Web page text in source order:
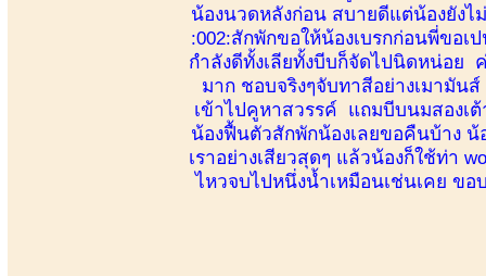
น้องนวดหลังก่อน สบายดีแต่น้องยังไ
:002:สักพักขอให้น้องเบรกก่อนพี่ขอเ
กำลังดีทั้งเลียทั้งบีบก็จัดไปนิดหน่อย
มาก ชอบจริงๆจับทาสีอย่างเมามัน
เข้าไปคูหาสวรรค์ แถมบีบนมสองเ
น้องฟื้นตัวสักพักน้องเลยขอคืนบ้าง น้
เราอย่างเสียวสุดๆ แล้วน้องก็ใช้ท่า
ไหวจบไปหนึ่งน้ำเหมือนเช่นเคย ข